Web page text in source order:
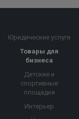
Юридические услуги
Товары для
бизнеса
Детские и
спортивные
площадки
Интерьер